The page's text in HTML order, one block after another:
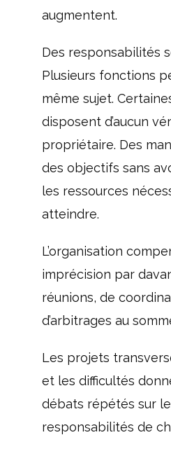
augmentent.
Des responsabilités
Plusieurs fonctions
même sujet.
disposent d’aucun
propriétaire. Des
des objectifs sans
les ressources
atteindre.
L’organisation
imprécision par
réunions, de
d’arbitrages au
Les projets
et les difficultés
débats répétés sur
responsabilités de